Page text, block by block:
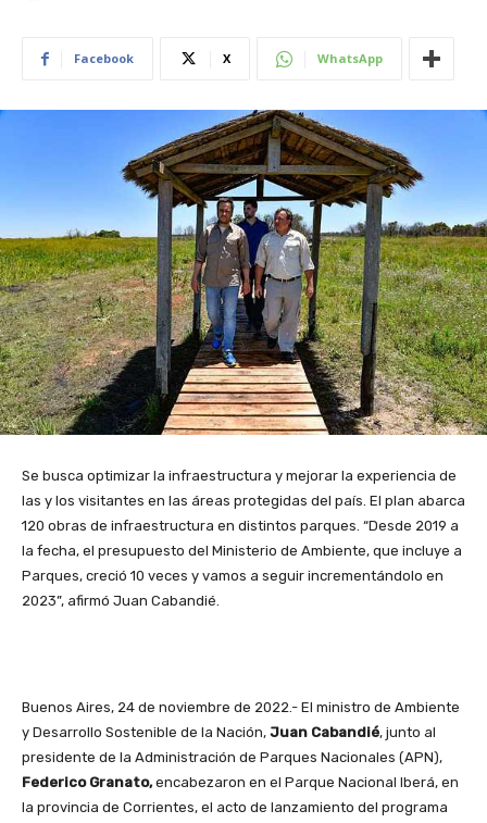
Facebook X WhatsApp
Se busca optimizar la infraestructura y mejorar la experiencia de
las y los visitantes en las áreas protegidas del país. El plan abarca
120 obras de infraestructura en distintos parques. “Desde 2019 a
la fecha, el presupuesto del Ministerio de Ambiente, que incluye a
Parques, creció 10 veces y vamos a seguir incrementándolo en
2023”, afirmó Juan Cabandié.
Buenos Aires, 24 de noviembre de 2022.- El ministro de Ambiente
y Desarrollo Sostenible de la Nación, Juan Cabandié, junto al
presidente de la Administración de Parques Nacionales (APN),
Federico Granato,encabezaron en el Parque Nacional Iberá, en
la provincia de Corrientes, el acto de lanzamiento del programa